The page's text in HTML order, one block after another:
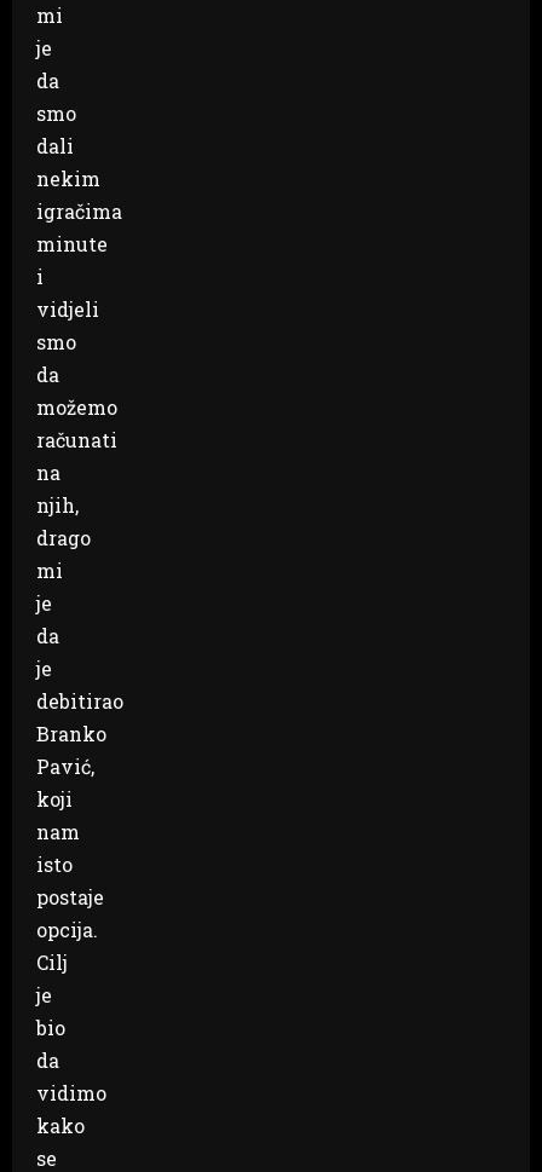
mi
je
da
smo
dali
nekim
igračima
minute
i
vidjeli
smo
da
možemo
računati
na
njih,
drago
mi
je
da
je
debitirao
Branko
Pavić,
koji
nam
isto
postaje
opcija.
Cilj
je
bio
da
vidimo
kako
se